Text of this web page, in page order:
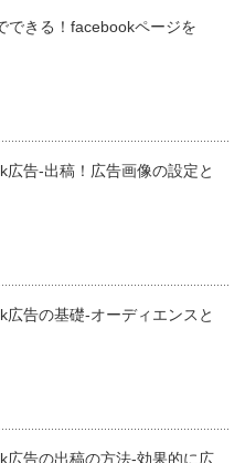
できる！facebookページを
広告-出稿！広告画像の設定と
広告の基礎-オーディエンスと
広告の出稿の方法-効果的に広